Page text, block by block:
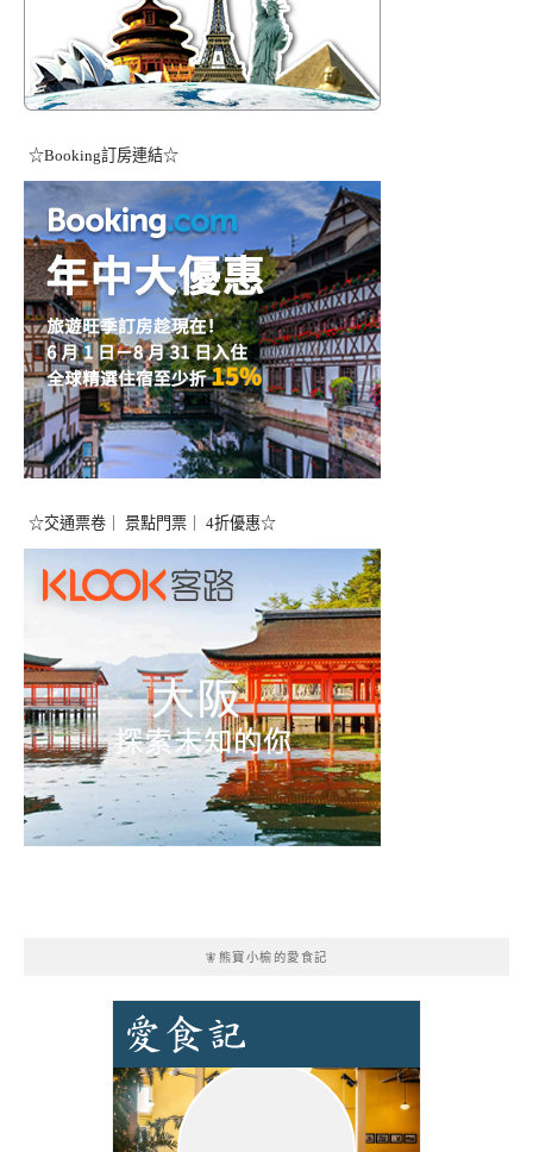
☆Booking訂房連結☆
☆交通票卷｜ 景點門票｜ 4折優惠☆
🧚熊寶小榆的愛食記